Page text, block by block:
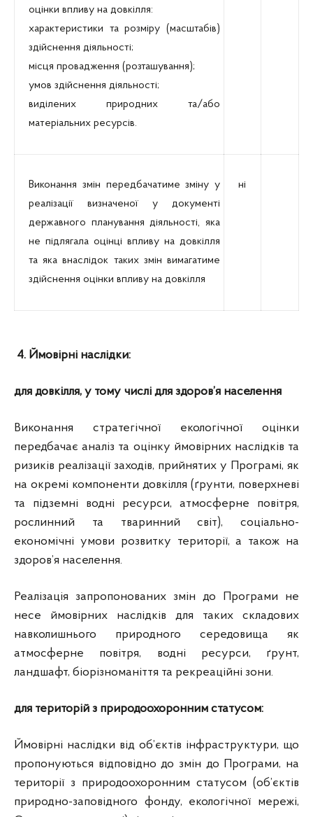
оцінки впливу на довкілля:
характеристики та розміру (масштабів)
здійснення діяльності;
місця провадження (розташування);
умов здійснення діяльності;
виділених природних та/або
матеріальних ресурсів.
Виконання змін передбачатиме зміну у
реалізації визначеної у документі
державного планування діяльності, яка
не підлягала оцінці впливу на довкілля
та яка внаслідок таких змін вимагатиме
здійснення оцінки впливу на довкілля
ні
4. Ймовірні наслідки:
для довкілля, у тому числі для здоров’я населення
Виконання стратегічної екологічної оцінки
передбачає аналіз та оцінку ймовірних наслідків та
ризиків реалізації заходів, прийнятих у Програмі, як
на окремі компоненти довкілля (ґрунти, поверхневі
та підземні водні ресурси, атмосферне повітря,
рослинний та тваринний світ), соціально-
економічні умови розвитку території, а також на
здоров’я населення.
Реалізація запропонованих змін до Програми не
несе ймовірних наслідків для таких складових
навколишнього природного середовища як
атмосферне повітря, водні ресурси, ґрунт,
ландшафт, біорізноманіття та рекреаційні зони.
для територій з природоохоронним статусом:
Ймовірні наслідки від об’єктів інфраструктури, що
пропонуються відповідно до змін до Програми, на
території з природоохоронним статусом (об’єктів
природно-заповідного фонду, екологічної мережі,